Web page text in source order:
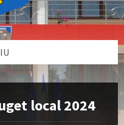
local 2024